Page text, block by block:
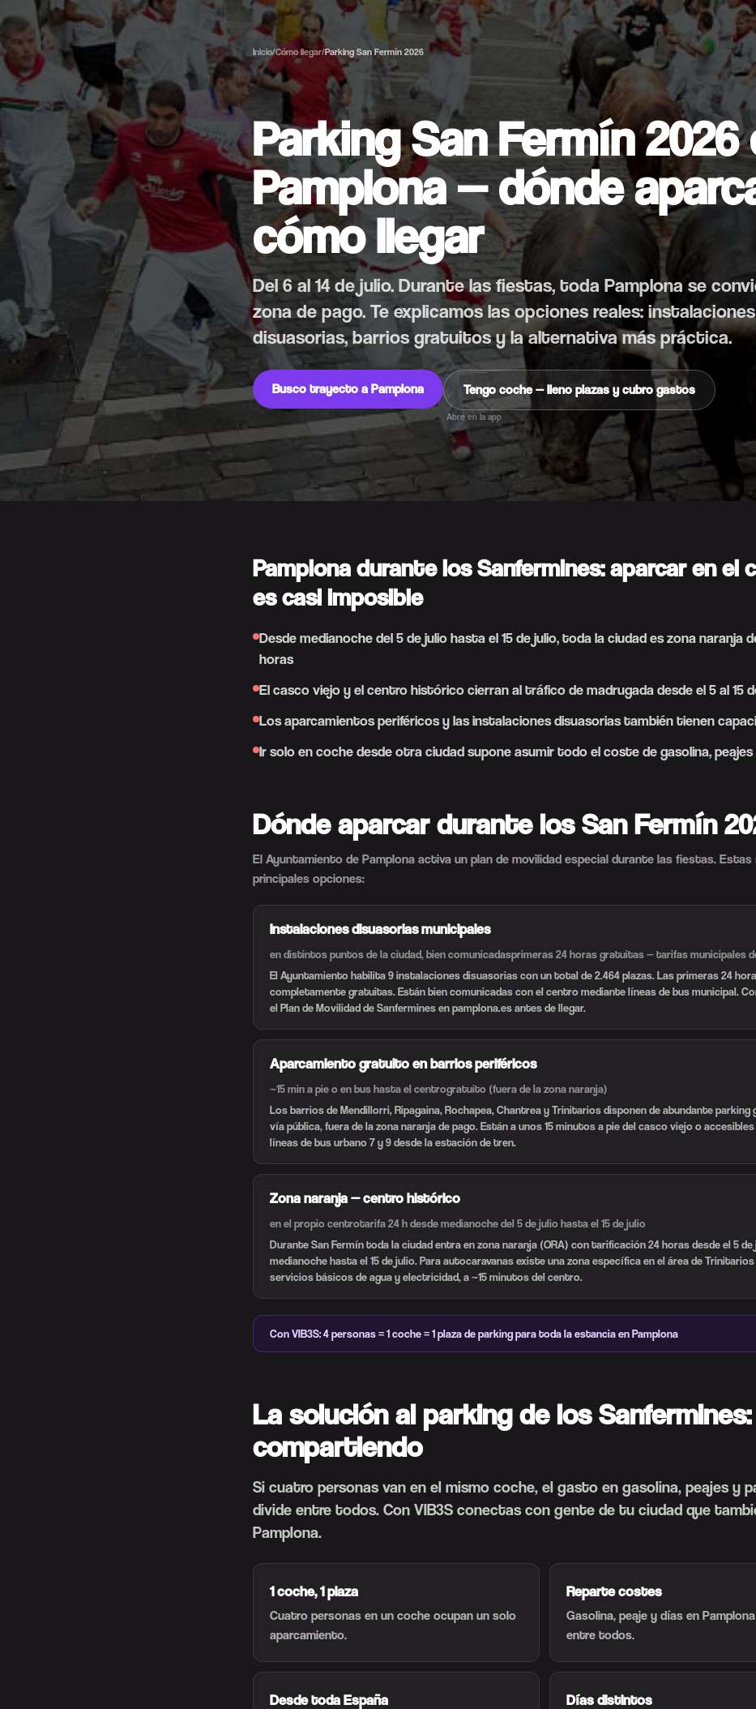
Inicio/Cómo llegar/Parking San Fermín 2026
Parking San Fermín 2026
Pamplona — dónde
cómo llegar
Del 6 al 14 de julio. Durante las fiestas, toda Pamplona se
zona de pago. Te explicamos las opciones reales: instalaciones
disuasorias, barrios gratuitos y la alternativa más práctica.
Busco trayecto a Pamplona Tengo coche — lleno plazas y cubro gastos
Abre en la app
Pamplona durante los Sanfermines: aparcar en el
es casi imposible
Desde medianoche del 5 de julio hasta el 15 de julio, toda la ciudad es zona naranja
horas
El casco viejo y el centro histórico cierran al tráfico de madrugada desde el 5 al 15
Los aparcamientos periféricos y las instalaciones disuasorias también tienen
Ir solo en coche desde otra ciudad supone asumir todo el coste de gasolina,
Dónde aparcar durante los San Fermín
El Ayuntamiento de Pamplona activa un plan de movilidad especial durante las fiestas. Estas
principales opciones:
Instalaciones disuasorias municipales
en distintos puntos de la ciudad, bien comunicadasprimeras 24 horas gratuitas — tarifas municipales
El Ayuntamiento habilita 9 instalaciones disuasorias con un total de 2.464 plazas. Las primeras 24
completamente gratuitas. Están bien comunicadas con el centro mediante líneas de bus municipal.
el Plan de Movilidad de Sanfermines en pamplona.es antes de llegar.
Aparcamiento gratuito en barrios periféricos
~15 min a pie o en bus hasta el centrogratuito (fuera de la zona naranja)
Los barrios de Mendillorri, Ripagaina, Rochapea, Chantrea y Trinitarios disponen de abundante
vía pública, fuera de la zona naranja de pago. Están a unos 15 minutos a pie del casco viejo o
líneas de bus urbano 7 y 9 desde la estación de tren.
Zona naranja — centro histórico
en el propio centrotarifa 24 h desde medianoche del 5 de julio hasta el 15 de julio
Durante San Fermín toda la ciudad entra en zona naranja (ORA) con tarificación 24 horas desde el 5 de
medianoche hasta el 15 de julio. Para autocaravanas existe una zona específica en el área de
servicios básicos de agua y electricidad, a ~15 minutos del centro.
Con VIB3S: 4 personas = 1 coche = 1 plaza de parking para toda la estancia en Pamplona
La solución al parking de los
compartiendo
Si cuatro personas van en el mismo coche, el gasto en gasolina, peajes y
divide entre todos. Con VIB3S conectas con gente de tu ciudad que
Pamplona.
1 coche, 1 plaza
Cuatro personas en un coche ocupan un solo
aparcamiento.
Reparte costes
Gasolina, peaje y días en
entre todos.
Desde toda España Días distintos